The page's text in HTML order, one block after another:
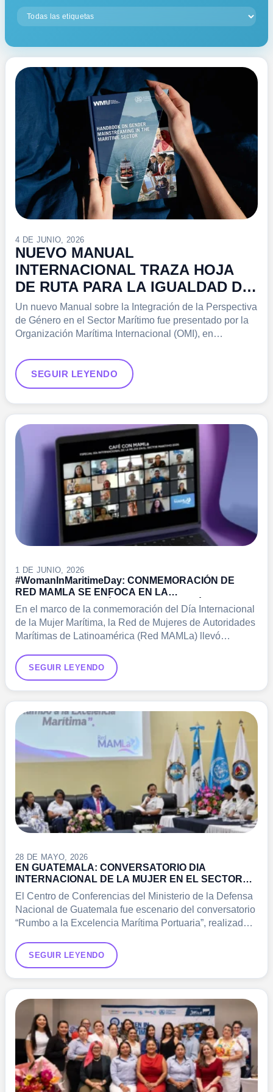
4 DE JUNIO, 2026
NUEVO MANUAL
INTERNACIONAL TRAZA HOJA
DE RUTA PARA LA IGUALDAD DE
GÉNERO EN EL SECTOR
MARÍTIMO
Un nuevo Manual sobre la Integración de la Perspectiva
de Género en el Sector Marítimo fue presentado por la
Organización Marítima Internacional (OMI), en
(UMM), que persigue ser un instrumento práctico
orientado a promover…
SEGUIR LEYENDO
1 DE JUNIO, 2026
#WomanInMaritimeDay: CONMEMORACIÓN DE
RED MAMLA SE ENFOCA EN LA
DESCARBONIZACIÓN Y DIGITALIZACIÓN
En el marco de la conmemoración del Día Internacional
de la Mujer Marítima, la Red de Mujeres de Autoridades
Marítimas de Latinoamérica (Red MAMLa) llevó…
SEGUIR LEYENDO
28 DE MAYO, 2026
EN GUATEMALA: CONVERSATORIO DIA
INTERNACIONAL DE LA MUJER EN EL SECTOR
MARITIMO
El Centro de Conferencias del Ministerio de la Defensa
Nacional de Guatemala fue escenario del conversatorio
“Rumbo a la Excelencia Marítima Portuaria”, realizado
SEGUIR LEYENDO